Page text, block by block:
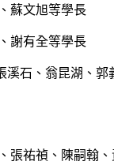
蘇文旭等學長
謝有全等學長
溪石、翁昆湖、郭
祐禎、陳嗣翰